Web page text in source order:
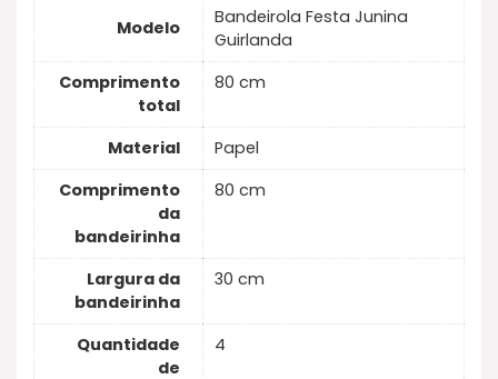
Modelo
Bandeirola Festa Junina
Guirlanda
Comprimento
total
80 cm
Material
Papel
Comprimento
da
bandeirinha
80 cm
Largura da
bandeirinha
30 cm
Quantidade
de
4